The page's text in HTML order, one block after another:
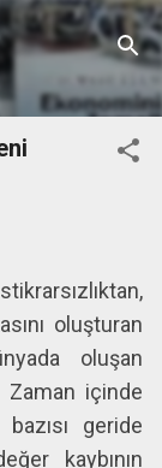
oluşturan
oluşan
Zaman içinde
geride
kaybının